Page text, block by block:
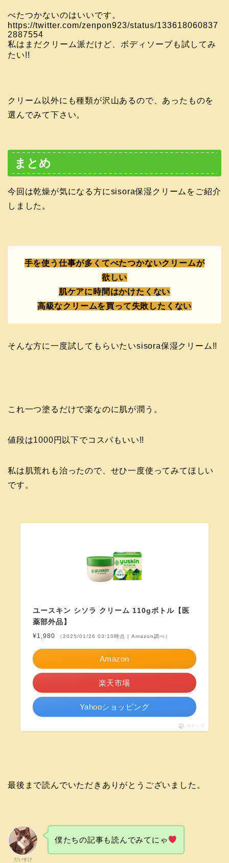
べたつかないのはいいです。
https://twitter.com/zenpon923/status/133618060837
2887554
私はまだクリーム派だけど、ボディソープも試してみ
たい!!
クリーム以外にも種類が沢山あるので、あったものを
選んでみて下さい。
まとめ
今回は乾燥が気になる方にsisora保湿クリームをご紹介
しました。
手を使う仕事が多くてべたつかないクリームが
欲しい
肌ケアに時間はかけたくない
高級なクリームを買って失敗したくない
そんな方に一度試してもらいたいsisora保湿クリーム!!
これ一つ塗るだけで楽なのに肌が潤う。
値段は1000円以下でコスパもいい!!
私は肌荒れも治ったので、せひ一度使ってみてほしい
です。
ユースキン シソラ クリーム 110gボトル【医
薬部外品】
¥1,980 （2025/01/26 03:10時点 | Amazon調べ）
Amazon
楽天市場
Yahooショッピング
ポチップ
最後まで読んでいただきありがとうございました。
だいすけ
僕たちの記事も読んでみてにゃ